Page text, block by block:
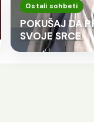
Ostali sohbeti
POKUŠAJ DA
SVOJE SRCE